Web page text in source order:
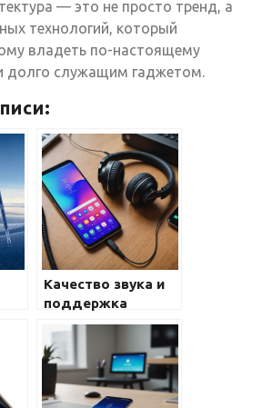
— это не просто тренд, а
технологий, который
владеть по-настоящему
долго служащим гаджетом.
Качество звука и
поддержка
аудиоформатов в
Galaxy: полный
обзор
возможностей
современных